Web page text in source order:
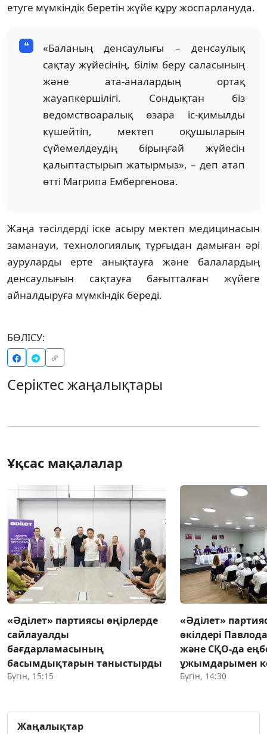
етуге мүмкіндік беретін жүйе құру жоспарлануда.
«Баланың денсаулығы – денсаулық
сақтау жүйесінің, білім беру саласының
және ата-аналардың ортақ
жауапкершілігі. Сондықтан біз
ведомствоаралық өзара іс-қимылды
күшейтіп, мектеп оқушыларын
сүйемелдеудің бірыңғай жүйесін
қалыптастырып жатырмыз», – деп атап
өтті Магрипа Ембергенова.
Жаңа тәсілдерді іске асыру мектеп медицинасын
заманауи, технологиялық тұрғыдан дамыған әрі
ауруларды ерте анықтауға және балалардың
денсаулығын сақтауға бағытталған жүйеге
айналдыруға мүмкіндік береді.
БӨЛІСУ:
Серіктес жаңалықтары
Ұқсас мақалалар
«Әділет» партиясы өңірлерде
сайлауалды
бағдарламасының
басымдықтарын таныстырды
Бүгін, 15:15
«Әділет»
өкілдері
және СҚО-да
ұжымдарымен
Бүгін, 14:30
Жаңалықтар